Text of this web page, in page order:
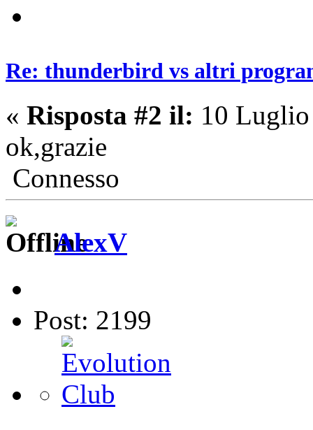
Re: thunderbird vs altri
« Risposta #2 il: 10
ok,grazie
Connesso
AlexV
Post: 2199